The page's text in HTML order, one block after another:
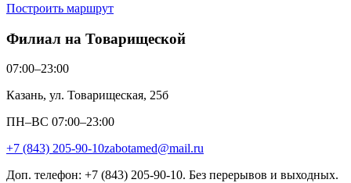
Построить маршрут
Филиал на Товарищеской
07:00–23:00
Казань, ул. Товарищеская, 25б
ПН–ВС 07:00–23:00
+7 (843) 205-90-10zabotamed@mail.ru
Доп. телефон: +7 (843) 205-90-10. Без перерывов и выходных.